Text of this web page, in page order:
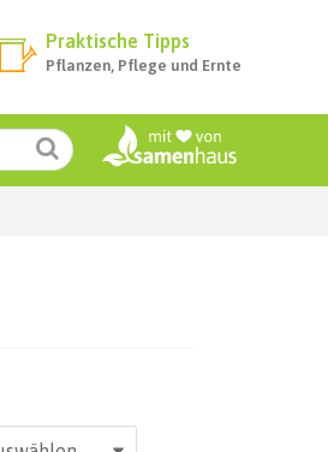
Praktische Tipps
Pflanzen, Pflege und Ernte